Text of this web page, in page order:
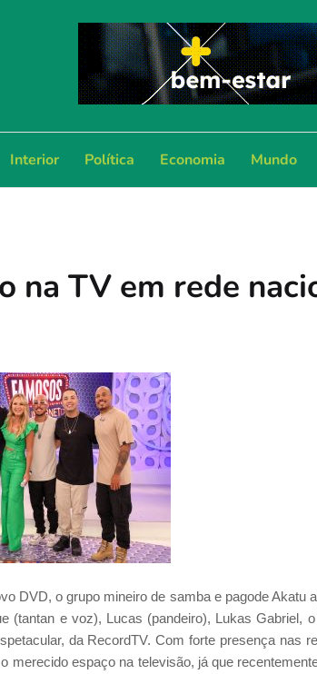
Interior Política Economia Mundo
na TV em rede
DVD, o grupo mineiro de samba e pagode Akatu
(tantan e voz), Lucas (pandeiro), Lukas Gabriel,
da RecordTV. Com forte presença nas
merecido espaço na televisão, já que